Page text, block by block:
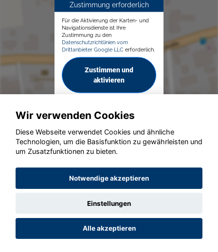
Zustimmung erforderlich
Für die Aktivierung der Karten- und
Navigationsdienste ist Ihre
Zustimmung zu den
Datenschutzrichtlinien vom
Drittanbieter Google LLC erforderlich.
Zustimmen und
aktivieren
© konjunkturmotor.de GmbH 2020 - 2026
Wir verwenden Cookies
Diese Webseite verwendet Cookies und ähnliche
Technologien, um die Basisfunktion zu gewährleisten und
um Zusatzfunktionen zu bieten.
Notwendige akzeptieren
Einstellungen
Alle akzeptieren